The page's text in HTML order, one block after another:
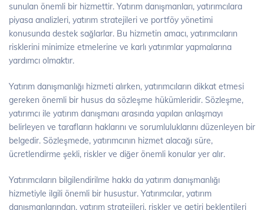
sunulan önemli bir hizmettir. Yatırım danışmanları, yatırımcılara
piyasa analizleri, yatırım stratejileri ve portföy yönetimi
konusunda destek sağlarlar. Bu hizmetin amacı, yatırımcıların
risklerini minimize etmelerine ve karlı yatırımlar yapmalarına
yardımcı olmaktır.
Yatırım danışmanlığı hizmeti alırken, yatırımcıların dikkat etmesi
gereken önemli bir husus da sözleşme hükümleridir. Sözleşme,
yatırımcı ile yatırım danışmanı arasında yapılan anlaşmayı
belirleyen ve tarafların haklarını ve sorumluluklarını düzenleyen bir
belgedir. Sözleşmede, yatırımcının hizmet alacağı süre,
ücretlendirme şekli, riskler ve diğer önemli konular yer alır.
Yatırımcıların bilgilendirilme hakkı da yatırım danışmanlığı
hizmetiyle ilgili önemli bir husustur. Yatırımcılar, yatırım
danışmanlarından, yatırım stratejileri, riskler ve getiri beklentileri